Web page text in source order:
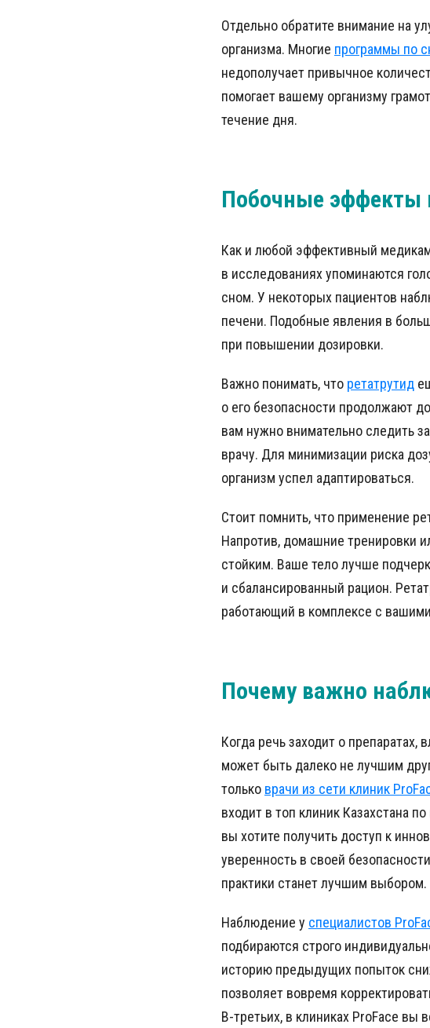
Отдельно обратите внимание на
организма. Многие программы по
недополучает привычное
помогает вашему организму
течение дня.
Побочные эффекты
Как и любой эффективный
в исследованиях упоминаются
сном. У некоторых пациентов
печени. Подобные явления в
при повышении дозировки.
Важно понимать, что ретатрутид
о его безопасности продолжают
вам нужно внимательно следить
врачу. Для минимизации риска
организм успел адаптироваться.
Стоит помнить, что применение
Напротив, домашние тренировки
стойким. Ваше тело лучше
и сбалансированный рацион.
работающий в комплексе с
Почему важно
Когда речь заходит о
может быть далеко не лучшим
только врачи из сети клиник
входит в топ клиник Казахстана
вы хотите получить доступ к
уверенность в своей
практики станет лучшим выбором.
Наблюдение у специалистов
подбираются строго
историю предыдущих попыток
позволяет вовремя
В-третьих, в клиниках ProFace вы